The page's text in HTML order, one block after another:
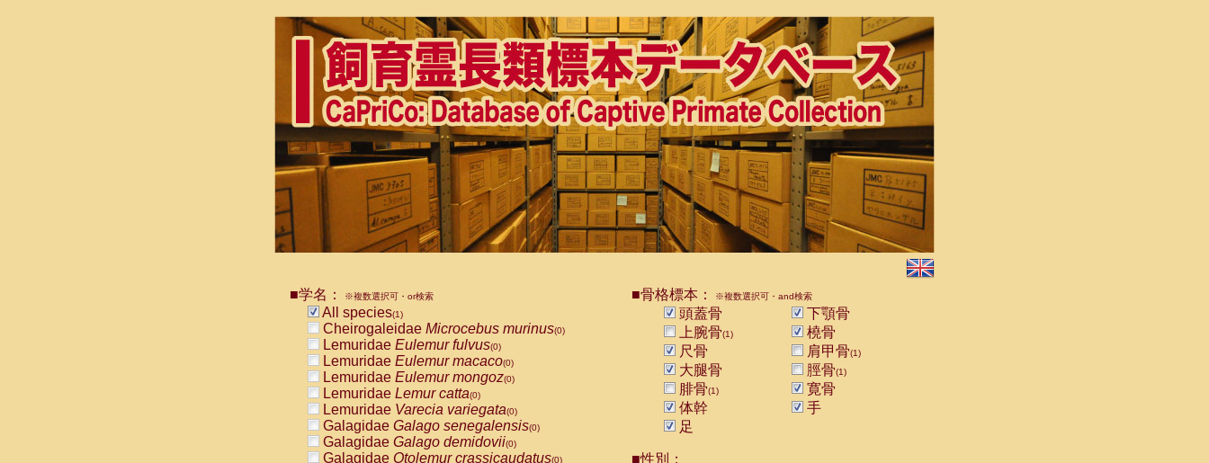
■学名： ※複数選択可・or検索
All species(1)
Cheirogaleidae Microcebus murinus(0)
Lemuridae Eulemur fulvus(0)
Lemuridae Eulemur macaco(0)
Lemuridae Eulemur mongoz(0)
Lemuridae Lemur catta(0)
Lemuridae Varecia variegata(0)
Galagidae Galago senegalensis(0)
Galagidae Galago demidovii(0)
Galagidae Otolemur crassicaudatus(0)
■骨格標本： ※複数選択可・and検索
頭蓋骨
下顎骨
上腕骨(1)
橈骨
尺骨
肩甲骨(1)
大腿骨 脛骨(1)
腓骨(1)
寛骨
体幹
手
足
■性別：